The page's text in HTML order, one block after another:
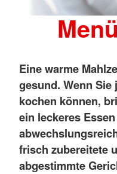
Eine warme
gesund. Wenn
kochen können,
ein leckeres
frisch zubereitete
abgestimmte